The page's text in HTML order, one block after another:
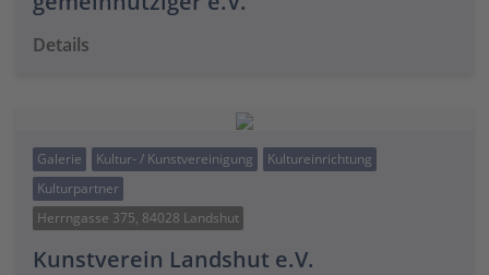
Details
Galerie Kultur- / Kunstvereinigung
Kultureinrichtung
Kulturpartner
Herrngasse 375, 84028 Landshut
Kunstverein Landshut e.V.